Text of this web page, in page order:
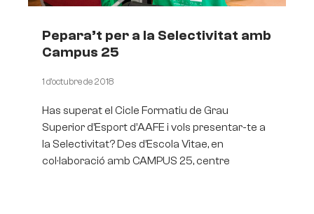
Pepara’t per a la Selectivitat amb
Campus 25
1 d'octubre de 2018
Has superat el Cicle Formatiu de Grau
Superior d’Esport d’AAFE i vols presentar-te a
la Selectivitat? Des d’Escola Vitae, en
col·laboració amb CAMPUS 25, centre